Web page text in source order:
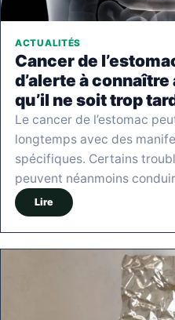
ACTUALITÉS
Cancer de
d’alerte à
qu’il ne soit trop
Le cancer de l’estomac
longtemps avec des
spécifiques. Certains
peuvent néanmoins
Lire